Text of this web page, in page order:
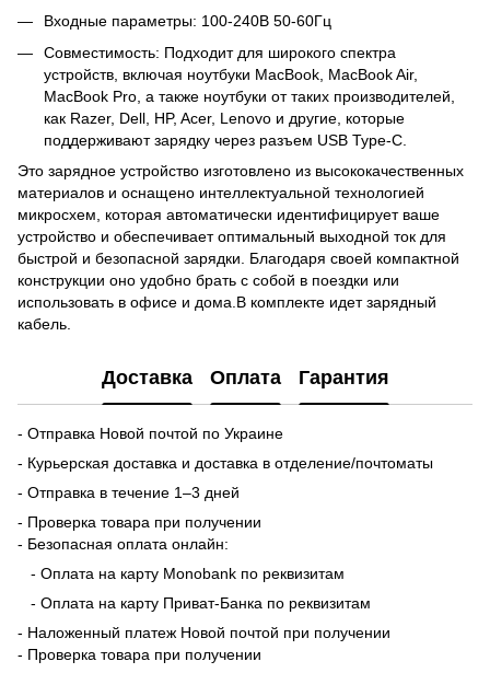
Входные параметры: 100-240В 50-60Гц
Совместимость: Подходит для широкого спектра
устройств, включая ноутбуки MacBook, MacBook Air,
MacBook Pro, а также ноутбуки от таких производителей,
как Razer, Dell, HP, Acer, Lenovo и другие, которые
поддерживают зарядку через разъем USB Type-C.
Это зарядное устройство изготовлено из высококачественных
материалов и оснащено интеллектуальной технологией
микросхем, которая автоматически идентифицирует ваше
устройство и обеспечивает оптимальный выходной ток для
быстрой и безопасной зарядки. Благодаря своей компактной
конструкции оно удобно брать с собой в поездки или
использовать в офисе и дома.В комплекте идет зарядный
кабель.
Доставка Оплата Гарантия
- Отправка Новой почтой по Украине
- Курьерская доставка и доставка в отделение/почтоматы
- Отправка в течение 1–3 дней
- Проверка товара при получении
- Безопасная оплата онлайн:
- Оплата на карту Monobank по реквизитам
- Оплата на карту Приват-Банка по реквизитам
- Наложенный платеж Новой почтой при получении
- Проверка товара при получении